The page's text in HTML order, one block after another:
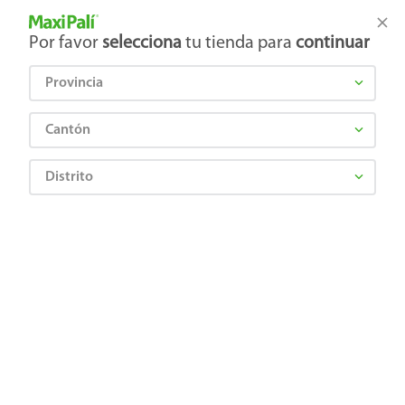
Tienda Maxi Palí
Por favor selecciona tu tienda para continuar
Provincia
Cantón
Distrito